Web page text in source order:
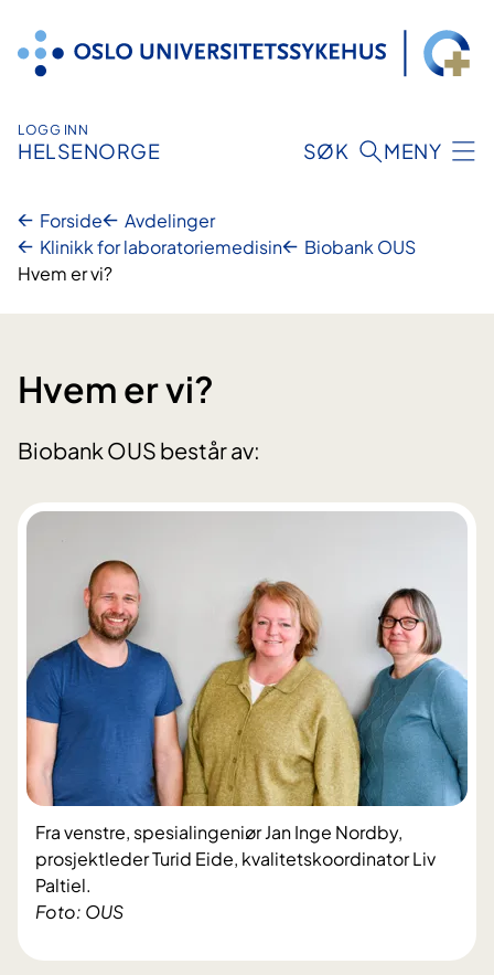
innhold
LOGG INN
HELSENORGE SØK MENY
Forside
Avdelinger
Klinikk for laboratoriemedisin
Biobank OUS
Hvem er vi?
Hvem er vi?
Biobank OUS består av:
Foto: OUS
Fra venstre, spesialingeniør Jan Inge Nordby,
prosjektleder Turid Eide, kvalitetskoordinator Liv
Paltiel.